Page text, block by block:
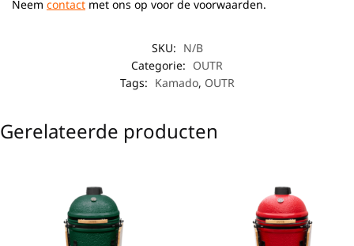
Neem contact met ons op voor de voorwaarden.
SKU: N/B
Categorie: OUTR
Tags: Kamado, OUTR
Gerelateerde producten